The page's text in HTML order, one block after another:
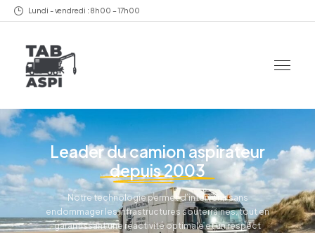
Lundi - vendredi : 8h00 – 17h00
Leader du camion aspirateur
depuis 2003
Notre technologie permet d’intervenir sans
endommager les infrastructures souterraines, tout en
garantissant une réactivité optimale et un respect